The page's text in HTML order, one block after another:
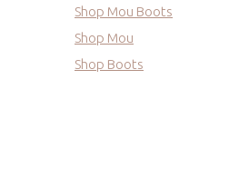
Shop Mou Boots
Shop Mou
Shop Boots